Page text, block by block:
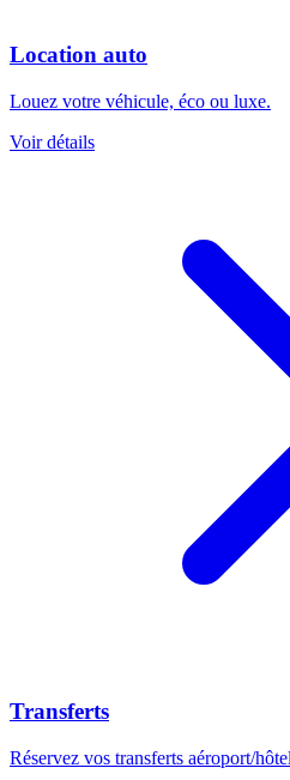
Location auto
Louez votre véhicule, éco ou luxe.
Voir détails
Transferts
Réservez vos transferts aéroport/